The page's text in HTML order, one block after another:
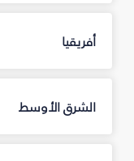
أفريقيا
الشرق الأوسط